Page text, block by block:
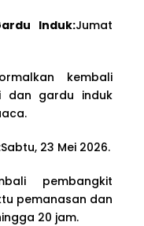
Induk:Jumat
kembali
dan gardu induk
Sabtu, 23 Mei 2026.
pembangkit
pemanasan dan
20 jam.